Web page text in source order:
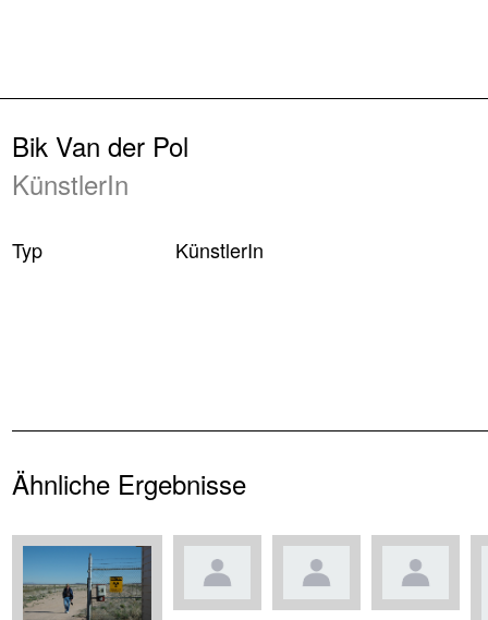
Bik Van der Pol
KünstlerIn
Typ KünstlerIn
Ähnliche Ergebnisse